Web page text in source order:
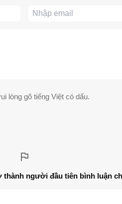
lòng gõ tiếng Việt có dấu.
thành người đầu tiên bình luận